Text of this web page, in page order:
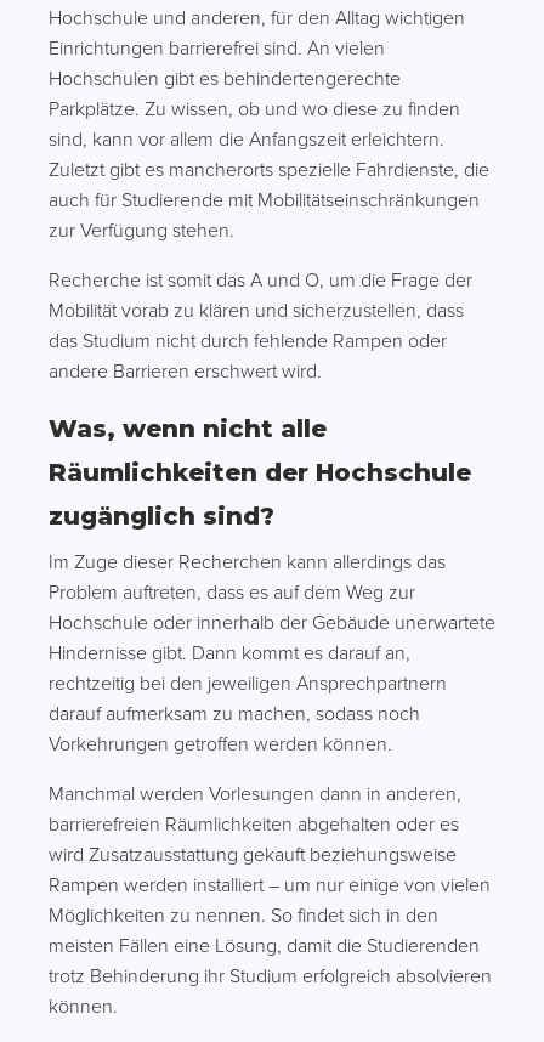
Hochschule und anderen, für den Alltag wichtigen
Einrichtungen barrierefrei sind. An vielen
Hochschulen gibt es behindertengerechte
Parkplätze. Zu wissen, ob und wo diese zu finden
sind, kann vor allem die Anfangszeit erleichtern.
Zuletzt gibt es mancherorts spezielle Fahrdienste, die
auch für Studierende mit Mobilitätseinschränkungen
zur Verfügung stehen.
Recherche ist somit das A und O, um die Frage der
Mobilität vorab zu klären und sicherzustellen, dass
das Studium nicht durch fehlende Rampen oder
andere Barrieren erschwert wird.
Was, wenn nicht alle
Räumlichkeiten der Hochschule
zugänglich sind?
Im Zuge dieser Recherchen kann allerdings das
Problem auftreten, dass es auf dem Weg zur
Hochschule oder innerhalb der Gebäude unerwartete
Hindernisse gibt. Dann kommt es darauf an,
rechtzeitig bei den jeweiligen Ansprechpartnern
darauf aufmerksam zu machen, sodass noch
Vorkehrungen getroffen werden können.
Manchmal werden Vorlesungen dann in anderen,
barrierefreien Räumlichkeiten abgehalten oder es
wird Zusatzausstattung gekauft beziehungsweise
Rampen werden installiert – um nur einige von vielen
Möglichkeiten zu nennen. So findet sich in den
meisten Fällen eine Lösung, damit die Studierenden
trotz Behinderung ihr Studium erfolgreich absolvieren
können.